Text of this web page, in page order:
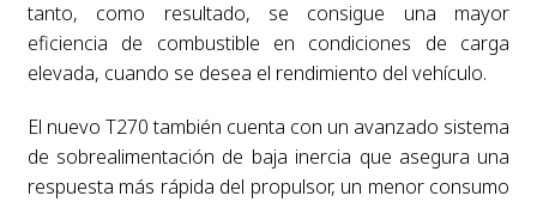
tanto, como resultado, se consigue una mayor
eficiencia de combustible en condiciones de carga
elevada, cuando se desea el rendimiento del vehículo.
El nuevo T270 también cuenta con un avanzado sistema
de sobrealimentación de baja inercia que asegura una
respuesta más rápida del propulsor, un menor consumo